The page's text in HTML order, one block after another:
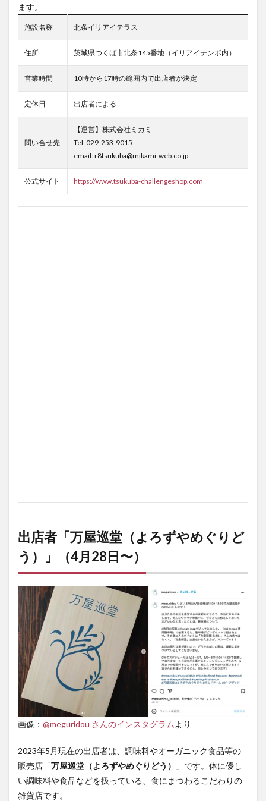
ます。
施設名称 北条イリアイテラス
住所 茨城県つくば市北条145番地（イリアイテンポ内）
営業時間 10時から17時の範囲内で出店者が決定
定休日 出店者による
問い合せ先
【運営】株式会社ミカミ
Tel: 029-253-9015
email: r8tsukuba@mikami-web.co.jp
公式サイト https://www.tsukuba-challengeshop.com
出店者「万屋巡堂（よろずやめぐりど
う）」（4月28日〜）
画像： @meguridou さんのインスタグラム より
2023年5月現在の出店者は、調味料やオーガニック食品等の
販売店「万屋巡堂（よろずやめぐりどう）
」です。体に優し
い調味料や食品などを扱っている、食にまつわるこだわりの
雑貨店です。